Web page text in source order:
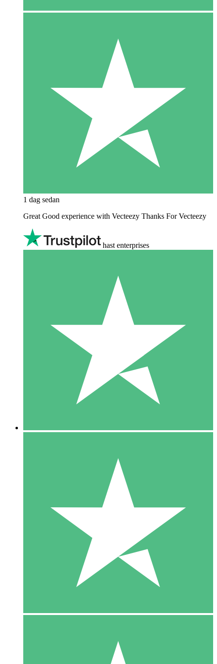
1 dag sedan
Great Good experience with Vecteezy Thanks For Vecteezy
hast enterprises